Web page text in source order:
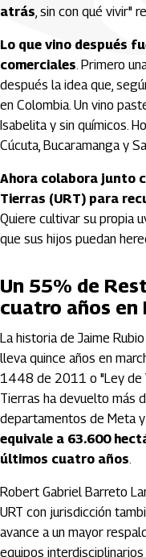
atrás, sin con qué vivir"
Lo que vino después
comerciales. Primero
después la idea que,
en Colombia. Un vino
Isabelita y sin químicos.
Cúcuta, Bucaramanga y
Ahora colabora junto
Tierras (URT) para
Quiere cultivar su propia
que sus hijos puedan
Un 55% de
cuatro años en
La historia de Jaime
lleva quince años en
1448 de 2011 o "Ley de
Tierras ha devuelto más
departamentos de Meta y
equivale a 63.600
últimos cuatro años.
Robert Gabriel Barreto
URT con jurisdicción
avance a un mayor
equipos interdisciplinarios